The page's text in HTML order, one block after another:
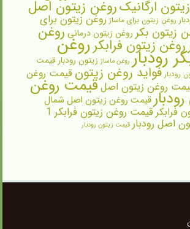
ارگانیکروغن زیتون اصل
روغن زیتون برای ماساژ روغن زیتون برای
زیتون بکر روغن زیتون درمانی روغن
روغن زیتون فرابکرروغن
رودبار روغن ماساژ زیتون رودبار قیمت
رودبار فواید روغن زیتون قیمت روغن
روغن زیتون اصلقیمت روغن
قیمت روغن زیتون اصل شمال
فرابکر قیمت روغن زیتون فرابکر 1
اصل رودبار قیمت زیتون رودبار